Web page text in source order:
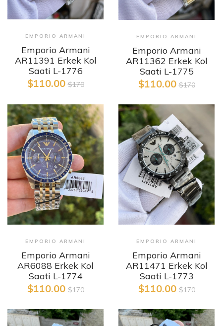
EMPORIO ARMANI
Emporio Armani
AR11391 Erkek Kol
Saati L-1776
$110.00$170
EMPORIO ARMANI
Emporio Armani
AR11362 Erkek Kol
Saati L-1775
$110.00$170
EMPORIO ARMANI
Emporio Armani
AR6088 Erkek Kol
Saati L-1774
$110.00$170
EMPORIO ARMANI
Emporio Armani
AR11471 Erkek Kol
Saati L-1773
$110.00$170